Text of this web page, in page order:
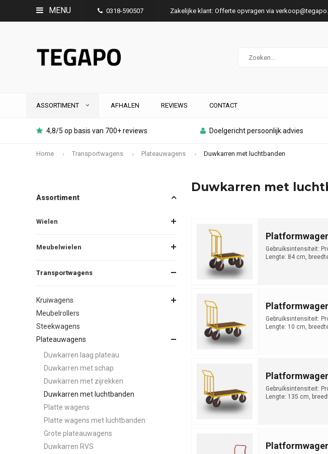
MENU 0318-590507 Zakelijke klant: Offerte opvragen via
ASSORTIMENT AFHALEN REVIEWS CONTACT
4,8/5 op basis van 700+ reviews Doelgericht persoonlijk advies
Home Transportwagens Plateauwagens Duwkarren met luchtbanden
Assortiment
Wielen
Meubelwielen
Transportwagens
Kruiwagens
Meubelrollers
Steekwagens
Plateauwagens
Duwkarren laag plateau
Duwkarren met schap
Duwkarren met zijrekken
Duwkarren met luchtbanden
Platte wagens
Platte wagens met luchtbanden
Grote plateauwagens
Duwkarren RVS
Duwkarren met
Gebruiksintensiteit:
Lengte: 84 cm,
Gebruiksintensiteit:
Lengte: 10 cm,
Gebruiksintensiteit:
Lengte: 135 cm,